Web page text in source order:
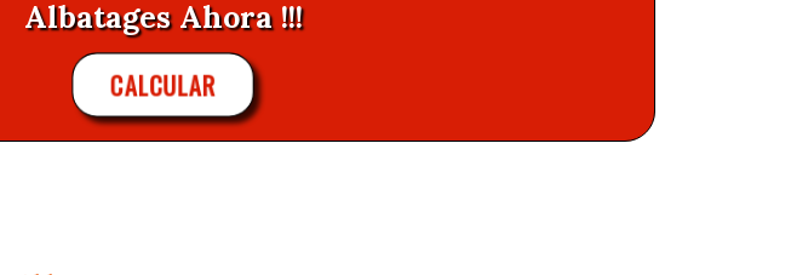
Albatages Ahora !!!
CALCULAR